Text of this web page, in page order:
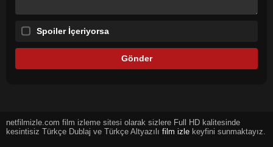
Spoiler İçeriyorsa
netfilmizle.com film izleme sitesi olarak sizlere Full HD kalitesinde
kesintisiz Türkçe Dublaj ve Türkçe Altyazılı film izle keyfini sunmaktayız.